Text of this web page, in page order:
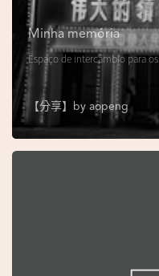
Minha memória
Espaço de intercâmbio para
【分享】by aopeng